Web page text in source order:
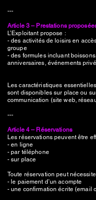
---
Article 3 – Prestations
L’Exploitant propose :
- des activités de loisirs en
groupe
- des formules incluant
anniversaires, événements
Les caractéristiques
sont disponibles sur place ou
communication (site web,
---
Article 4 – Réservations
Les réservations peuvent être
- en ligne
- par téléphone
- sur place
Toute réservation peut
- le paiement d’un acompte
- une confirmation écrite (email